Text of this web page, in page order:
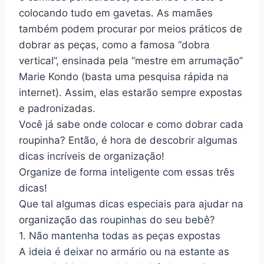
colocando tudo em gavetas. As mamães
também podem procurar por meios práticos de
dobrar as peças, como a famosa “dobra
vertical”, ensinada pela “mestre em arrumação”
Marie Kondo (basta uma pesquisa rápida na
internet). Assim, elas estarão sempre expostas
e padronizadas.
Você já sabe onde colocar e como dobrar cada
roupinha? Então, é hora de descobrir algumas
dicas incríveis de organização!
Organize de forma inteligente com essas três
dicas!
Que tal algumas dicas especiais para ajudar na
organização das roupinhas do seu bebê?
1. Não mantenha todas as peças expostas
A ideia é deixar no armário ou na estante as